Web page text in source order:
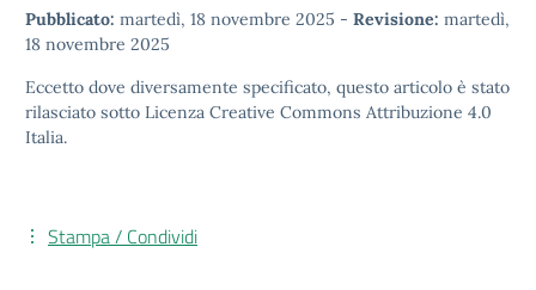
Pubblicato: martedì, 18 novembre 2025 - Revisione: martedì,
18 novembre 2025
Eccetto dove diversamente specificato, questo articolo è stato
rilasciato sotto Licenza Creative Commons Attribuzione 4.0
Italia.
Stampa / Condividi